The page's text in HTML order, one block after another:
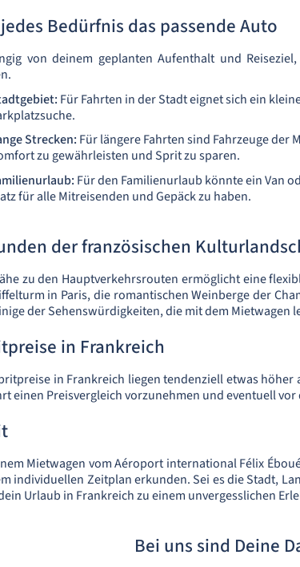
Bedürfnis das passende Auto
von deinem geplanten Aufenthalt und
Für Fahrten in der Stadt eignet sich ein
Strecken: Für längere Fahrten sind Fahrzeuge der
zu gewährleisten und Sprit zu sparen.
Für den Familienurlaub könnte ein Van
für alle Mitreisenden und Gepäck zu haben.
der französischen
zu den Hauptverkehrsrouten ermöglicht eine
in Paris, die romantischen Weinberge der
der Sehenswürdigkeiten, die mit dem Mietwagen
in Frankreich
in Frankreich liegen tendenziell etwas
einen Preisvergleich vorzunehmen und eventuell vor
Mietwagen vom Aéroport international Félix
individuellen Zeitplan erkunden. Sei es die Stadt,
Urlaub in Frankreich zu einem unvergesslichen
Bei uns sind Deine